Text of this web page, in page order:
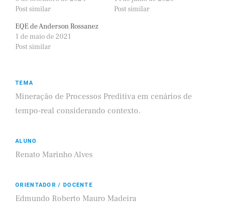
Post similar
Post similar
EQE de Anderson Rossanez
1 de maio de 2021
Post similar
TEMA
Mineração de Processos Preditiva em cenários de
tempo-real considerando contexto.
ALUNO
Renato Marinho Alves
ORIENTADOR / DOCENTE
Edmundo Roberto Mauro Madeira